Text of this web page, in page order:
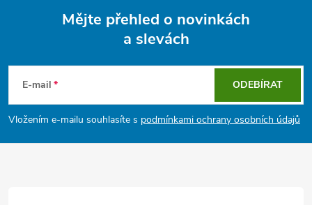
p
a
Mějte přehled o novinkách
a slevách
E-mail
Vložením e-mailu souhlasíte s podmínkami ochrany osobních údajů
ODEBÍRAT